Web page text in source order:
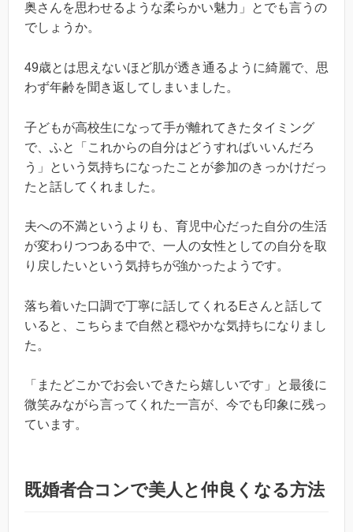
奥さんを思わせるような柔らかい魅力」とでも言うの
でしょうか。
49歳とは思えないほど肌が透き通るように綺麗で、思
わず年齢を聞き返してしまいました。
子どもが高校生になって手が離れてきたタイミング
で、ふと「これからの自分はどうすればいいんだろ
う」という気持ちになったことが参加のきっかけだっ
たと話してくれました。
夫への不満というよりも、育児中心だった自分の生活
が変わりつつある中で、一人の女性としての自分を取
り戻したいという気持ちが強かったようです。
落ち着いた口調で丁寧に話してくれるEさんと話して
いると、こちらまで自然と穏やかな気持ちになりまし
た。
「またどこかでお会いできたら嬉しいです」と最後に
微笑みながら言ってくれた一言が、今でも印象に残っ
ています。
既婚者合コンで美人と仲良くなる方法